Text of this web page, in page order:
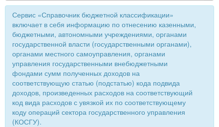
Сервис «Справочник бюджетной классификации»
включает в себя информацию по отнесению казенными,
бюджетными, автономными учреждениями, органами
государственной власти (государственными органами),
органами местного самоуправления, органами
управления государственными внебюджетными
фондами сумм полученных доходов на
соответствующую статью (подстатью) кода подвида
доходов, произведенных расходов на соответствующий
код вида расходов с увязкой их по соответствующему
коду операций сектора государственного управления
(КОСГУ).